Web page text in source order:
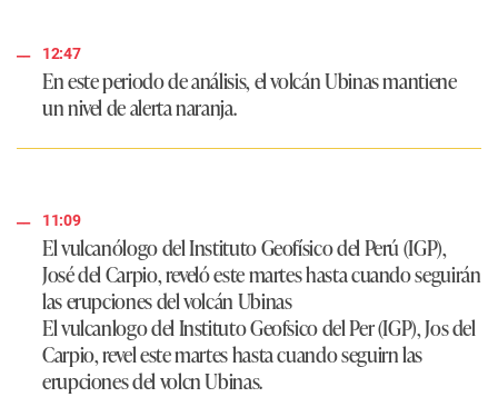
12:47
En este periodo de análisis, el volcán Ubinas mantiene
un nivel de alerta naranja.
11:09
El vulcanólogo del Instituto Geofísico del Perú (IGP),
José del Carpio, reveló este martes hasta cuando seguirán
las erupciones del volcán Ubinas
El vulcanlogo del Instituto Geofsico del Per (IGP), Jos del
Carpio, revel este martes hasta cuando seguirn las
erupciones del volcn Ubinas.